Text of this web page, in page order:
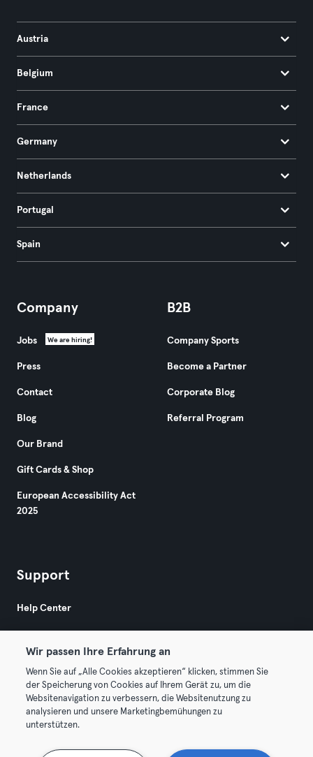
Austria
Belgium
France
Germany
Netherlands
Portugal
Spain
Company
Jobs We are hiring!
Press
Contact
Blog
Our Brand
Gift Cards & Shop
European Accessibility Act
2025
B2B
Company Sports
Become a Partner
Corporate Blog
Referral Program
Support
Help Center
© 2026 Urban Sports Group GmbH. All rights reserved.
Terms & Conditions
Terminate contracts here Withdraw contracts here
Wir passen Ihre Erfahrung an
Wenn Sie auf „Alle Cookies akzeptieren“ klicken, stimmen Sie
der Speicherung von Cookies auf Ihrem Gerät zu, um die
Websitenavigation zu verbessern, die Websitenutzung zu
analysieren und unsere Marketingbemühungen zu
unterstützen.